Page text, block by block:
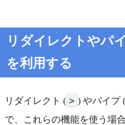
リダイレクトやパ
を利用する
リダイレクト ( > ) やパイプ (
で、これらの機能を使う場合